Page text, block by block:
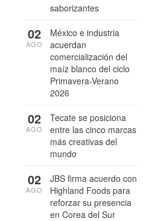
saborizantes
México e industria
acuerdan
comercialización del
maíz blanco del ciclo
Primavera-Verano
2026
02
AGO
Tecate se posiciona
entre las cinco marcas
más creativas del
mundo
02
AGO
JBS firma acuerdo con
Highland Foods para
reforzar su presencia
en Corea del Sur
02
AGO